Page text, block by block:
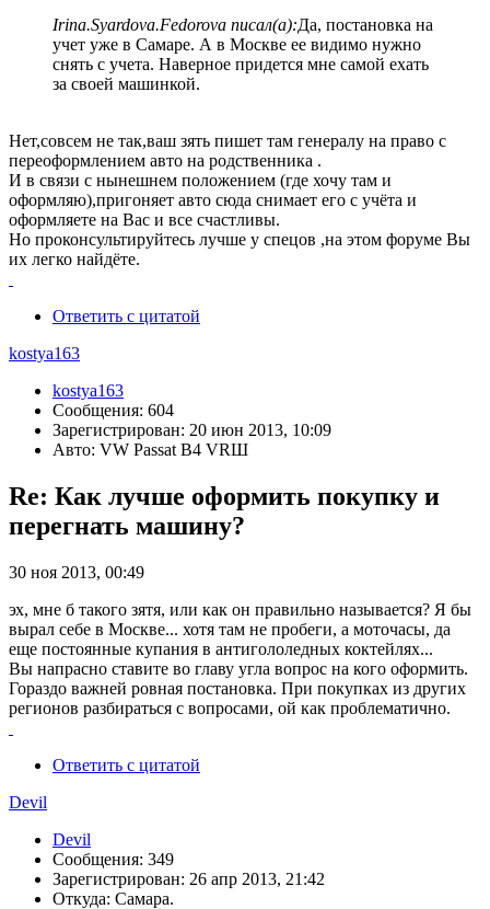
Irina.Syardova.Fedorova писал(а):Да, постановка на
учет уже в Самаре. А в Москве ее видимо нужно
снять с учета. Наверное придется мне самой ехать
за своей машинкой.
Нет,совсем не так,ваш зять пишет там генералу на право с
переоформлением авто на родственника .
И в связи с нынешнем положением (где хочу там и
оформляю),пригоняет авто сюда снимает его с учёта и
оформляете на Вас и все счастливы.
Но проконсультируйтесь лучше у спецов ,на этом форуме Вы
их легко найдёте.
Ответить с цитатой
kostya163
kostya163
Сообщения: 604
Зарегистрирован: 20 июн 2013, 10:09
Авто: VW Passat B4 VRШ
Re: Как лучше оформить покупку и
перегнать машину?
30 ноя 2013, 00:49
эх, мне б такого зятя, или как он правильно называется? Я бы
вырал себе в Москве... хотя там не пробеги, а моточасы, да
еще постоянные купания в антигололедных коктейлях...
Вы напрасно ставите во главу угла вопрос на кого оформить.
Гораздо важней ровная постановка. При покупках из других
регионов разбираться с вопросами, ой как проблематично.
Ответить с цитатой
Devil
Devil
Сообщения: 349
Зарегистрирован: 26 апр 2013, 21:42
Откуда: Самара.